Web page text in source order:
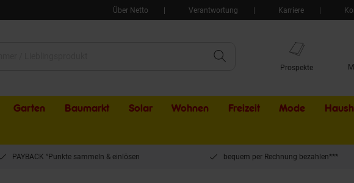
Über Netto Verantwortung Karriere
Prospekte
Garten Baumarkt Solar Wohnen Freizeit Mode
PAYBACK °Punkte sammeln & einlösen bequem per Rechnung bezahlen***